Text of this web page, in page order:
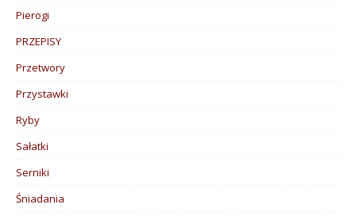
Pierogi
PRZEPISY
Przetwory
Przystawki
Ryby
Sałatki
Serniki
Śniadania